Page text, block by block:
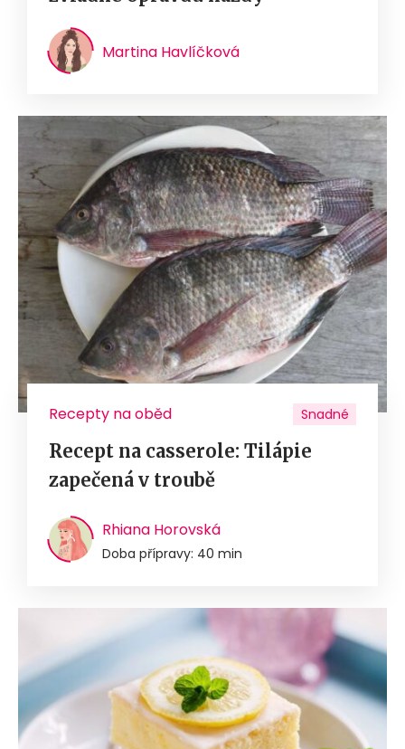
Martina Havlíčková
Recepty na oběd Snadné
Recept na casserole: Tilápie
zapečená v troubě
Rhiana Horovská
Doba přípravy: 40 min